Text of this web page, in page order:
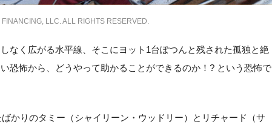
LLC. ALL RIGHTS RESERVED.
なく広がる水平線、そこにヨット1台ぽつんと残された孤独と絶
怖から、どうやって助かることができるのか！? という恐怖で
かりのタミー（シャイリーン・ウッドリー）とリチャード（サ